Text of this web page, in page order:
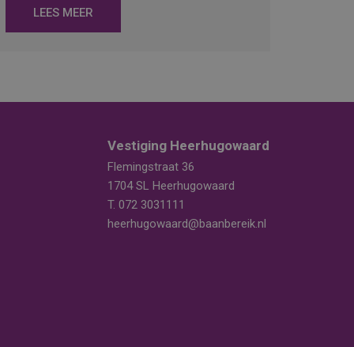
LEES MEER
Vestiging Heerhugowaard
Flemingstraat 36
1704 SL Heerhugowaard
T. 072 3031111
heerhugowaard@baanbereik.nl